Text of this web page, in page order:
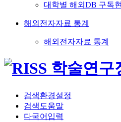
대학별 해외DB 구독
해외전자자료 통계
해외전자자료 통계
검색환경설정
검색도움말
다국어입력